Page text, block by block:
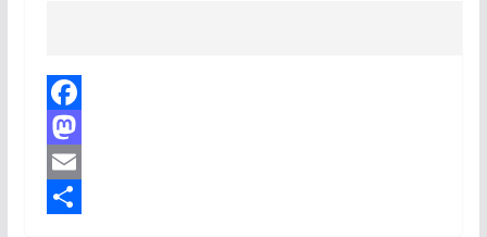
F
a
c
M
aE